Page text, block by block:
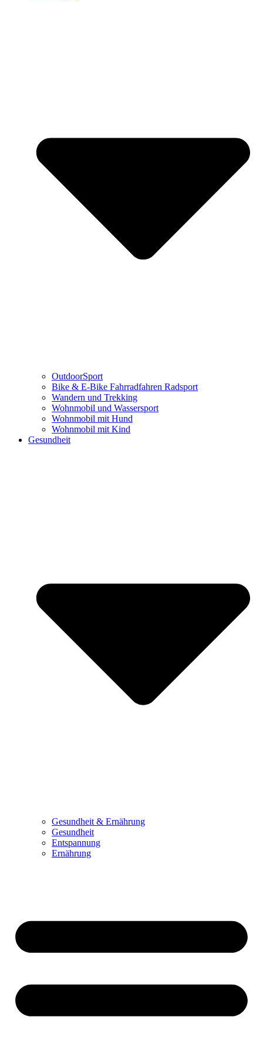
OutdoorSport
Bike & E-Bike Fahrradfahren Radsport
Wandern und Trekking
Wohnmobil und Wassersport
Wohnmobil mit Hund
Wohnmobil mit Kind
Gesundheit
Gesundheit & Ernährung
Gesundheit
Entspannung
Ernährung